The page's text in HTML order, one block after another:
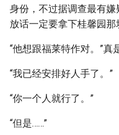
身份，不过据调查最有
放话一定要拿下桂馨园那
“他想跟福莱特作对。”真
“我已经安排好人手了。”
“你一个人就行了。”
“但是……”